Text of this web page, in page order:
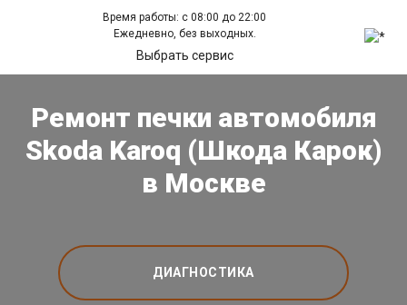
Время работы: с 08:00 до 22:00
Ежедневно, без выходных.
Выбрать сервис
Ремонт печки автомобиля
Skoda Karoq (Шкода Карок)
в Москве
ДИАГНОСТИКА